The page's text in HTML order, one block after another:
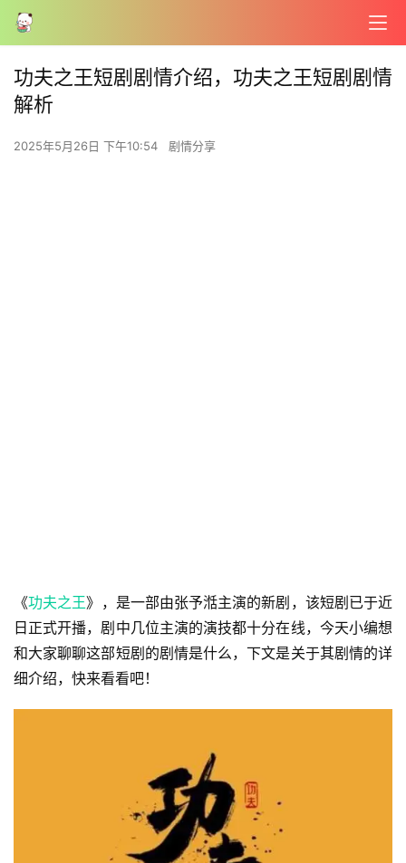
功夫之王短剧剧情介绍，功夫之王短剧剧情
解析
2025年5月26日 下午10:54 剧情分享
《功夫之王》，是一部由张予湉主演的新剧，该短剧已于近
日正式开播，剧中几位主演的演技都十分在线，今天小编想
和大家聊聊这部短剧的剧情是什么，下文是关于其剧情的详
细介绍，快来看看吧！